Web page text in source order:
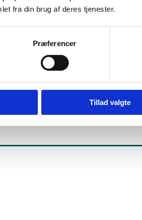
fra din brug af deres tjenester.
Præferencer
Tillad valgte
for de forskellige fagretninger.
under "tidligere udmeldte puljer"
en oversigt over de udvalgte udbydere.
vedrørende
ansøgningsrunde